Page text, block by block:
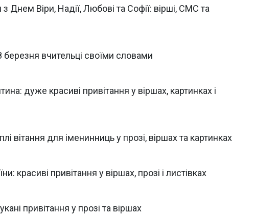
з Днем Віри, Надії, Любові та Софії: вірші, СМС та
березня вчительці своїми словами
дуже красиві привітання у віршах, картинках і
вітання для іменинниць у прозі, віршах та картинках
красиві привітання у віршах, прозі і листівках
привітання у прозі та віршах